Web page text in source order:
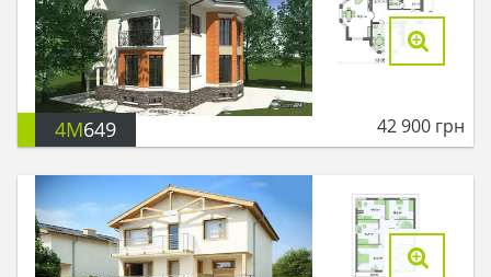
4M649 42 900 грн